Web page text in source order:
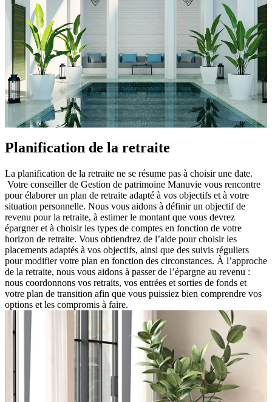
Planification de la retraite
La planification de la retraite ne se résume pas à choisir une date.
Votre conseiller de Gestion de patrimoine Manuvie vous rencontre
pour élaborer un plan de retraite adapté à vos objectifs et à votre
situation personnelle. Nous vous aidons à définir un objectif de
revenu pour la retraite, à estimer le montant que vous devrez
épargner et à choisir les types de comptes en fonction de votre
horizon de retraite. Vous obtiendrez de l’aide pour choisir les
placements adaptés à vos objectifs, ainsi que des suivis réguliers
pour modifier votre plan en fonction des circonstances. À l’approche
de la retraite, nous vous aidons à passer de l’épargne au revenu :
nous coordonnons vos retraits, vos entrées et sorties de fonds et
votre plan de transition afin que vous puissiez bien comprendre vos
options et les compromis à faire.